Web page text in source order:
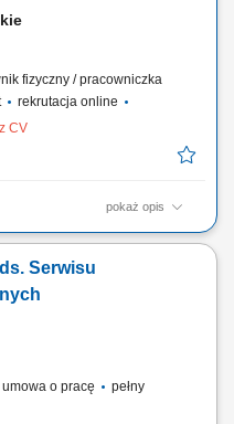
fizyczny / pracowniczka
rekrutacja online
CV
pokaż opis
rozwijającej się,
i rozwój. Jasne procesy i
współpracować. Masz
Serwisu
umowa o pracę
pełny